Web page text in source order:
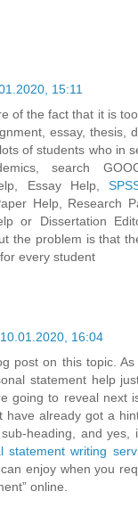
15:11
of the fact that it is
essay, thesis,
of students who in
search
Essay Help,
Help, Research
or Dissertation
the problem is that
every student
10.01.2020, 16:04
post on this topic.
statement help
going to reveal next
have already got a
heading, and yes,
statement writing
enjoy when you
online.